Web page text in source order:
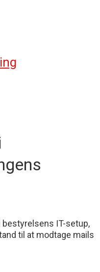
IT-setup,
til at modtage mails